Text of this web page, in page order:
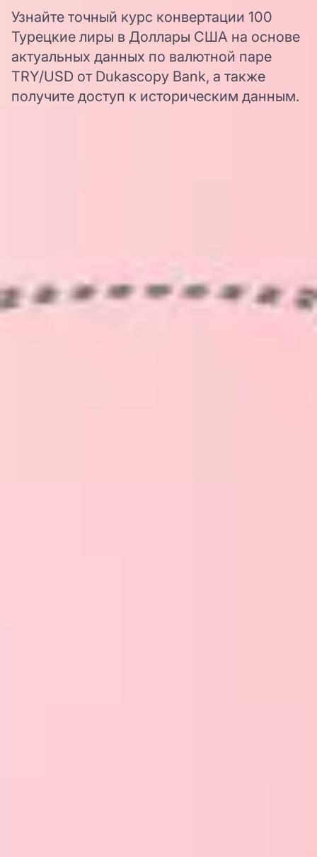
Узнайте точный курс конвертации 100
Турецкие лиры в Доллары США на основе
актуальных данных по валютной паре
TRY/USD от Dukascopy Bank, а также
получите доступ к историческим данным.